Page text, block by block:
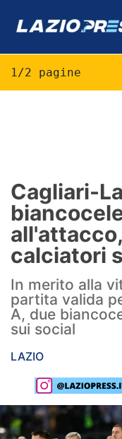
Formello
Infortuni
Primavera
Calciomercato
Lazio Women
Rassegna Lazio
Calcio
Serie A
1/2 pagine
Cagliari-
calciatori
In merito alla
partita valida
A, due
sui social
LAZIO